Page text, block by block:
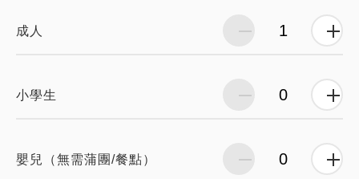
成人
小學生
嬰兒（無需蒲團/餐點）